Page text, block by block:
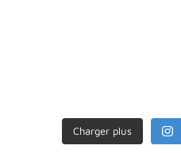
Charger plus